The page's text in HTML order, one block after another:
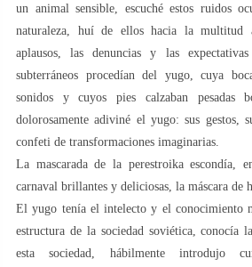
un animal sensible, escuché estos ruidos
naturaleza, huí de ellos hacia la multitud
aplausos, las denuncias y las
subterráneos procedían del yugo, cuya
sonidos y cuyos pies calzaban pesadas
dolorosamente adiviné el yugo: sus gestos,
confeti de transformaciones imaginarias.
La mascarada de la perestroika escondía,
carnaval brillantes y deliciosas, la máscara de
El yugo tenía el intelecto y el conocimiento
estructura de la sociedad soviética, conocía
esta sociedad, hábilmente introdujo